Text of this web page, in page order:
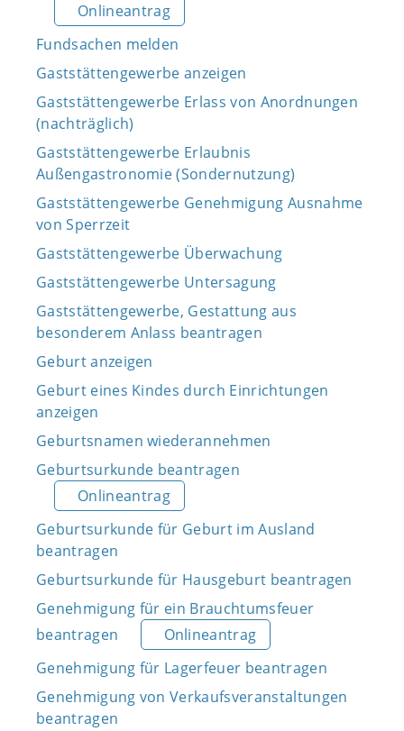
Onlineantrag
Fundsachen melden
Gaststättengewerbe anzeigen
Gaststättengewerbe Erlass von Anordnungen
(nachträglich)
Gaststättengewerbe Erlaubnis
Außengastronomie (Sondernutzung)
Gaststättengewerbe Genehmigung Ausnahme
von Sperrzeit
Gaststättengewerbe Überwachung
Gaststättengewerbe Untersagung
Gaststättengewerbe, Gestattung aus
besonderem Anlass beantragen
Geburt anzeigen
Geburt eines Kindes durch Einrichtungen
anzeigen
Geburtsnamen wiederannehmen
Geburtsurkunde beantragen
Onlineantrag
Geburtsurkunde für Geburt im Ausland
beantragen
Geburtsurkunde für Hausgeburt beantragen
Genehmigung für ein Brauchtumsfeuer
beantragen
Onlineantrag
Genehmigung für Lagerfeuer beantragen
Genehmigung von Verkaufsveranstaltungen
beantragen